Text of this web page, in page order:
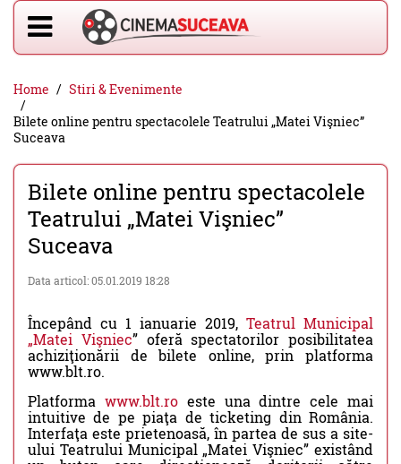
Home
Stiri & Evenimente
Bilete online pentru spectacolele Teatrului „Matei Vişniec”
Suceava
Bilete online pentru spectacolele
Teatrului „Matei Vişniec”
Suceava
Data articol: 05.01.2019 18:28
Începând cu 1 ianuarie 2019, Teatrul Municipal
„Matei Vişniec” oferă spectatorilor posibilitatea
achiziţionării de bilete online, prin platforma
www.blt.ro.
Platforma www.blt.roeste una dintre cele mai
intuitive de pe piaţa de ticketing din România.
Interfaţa este prietenoasă, în partea de sus a site-
ului Teatrului Municipal „Matei Vişniec” existând